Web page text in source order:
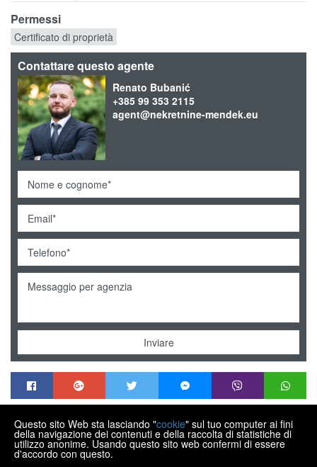
Permessi
Certificato di proprietà
Contattare questo agente
Renato Bubanić
+385 99 353 2115
agent@nekretnine-mendek.eu
Inviare
MENDEK NEKRETNINE
Trg Matije Gupca 21, Varaždin HR-42000
+385 99 430 9770
Questo sito Web sta lasciando "cookie" sul tuo computer ai fini
della navigazione dei contenuti e della raccolta di statistiche di
utilizzo anonime. Usando questo sito web confermi di essere
d'accordo con questo.